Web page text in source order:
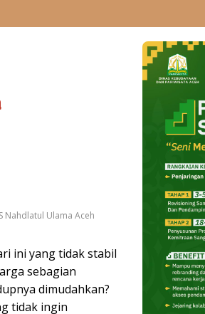
Nahdlatul Ulama Aceh
ini yang tidak stabil
sebagian
dimudahkan?
tidak ingin